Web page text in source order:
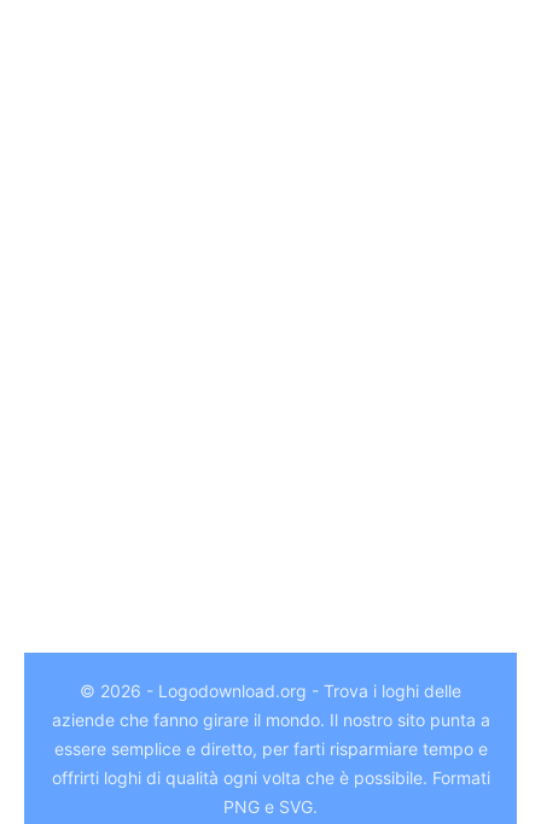
© 2026 - Logodownload.org - Trova i loghi delle
aziende che fanno girare il mondo. Il nostro sito punta a
essere semplice e diretto, per farti risparmiare tempo e
offrirti loghi di qualità ogni volta che è possibile. Formati
PNG e SVG.
German